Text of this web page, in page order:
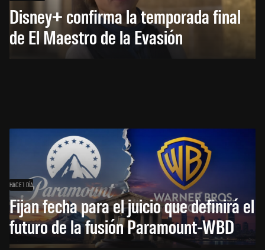
Disney+ confirma la temporada final
de El Maestro de la Evasión
HACE 1 DÍA
Fijan fecha para el juicio que definirá el
futuro de la fusión Paramount-WBD